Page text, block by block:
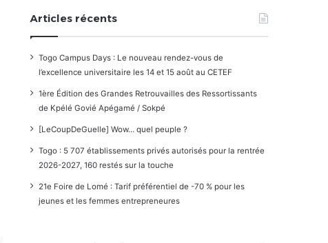
Articles récents
Togo Campus Days : Le nouveau rendez-vous de
l’excellence universitaire les 14 et 15 août au CETEF
1ère Édition des Grandes Retrouvailles des Ressortissants
de Kpélé Govié Apégamé / Sokpé
[LeCoupDeGuelle] Wow… quel peuple ?
Togo : 5 707 établissements privés autorisés pour la rentrée
2026-2027, 160 restés sur la touche
21e Foire de Lomé : Tarif préférentiel de -70 % pour les
jeunes et les femmes entrepreneures